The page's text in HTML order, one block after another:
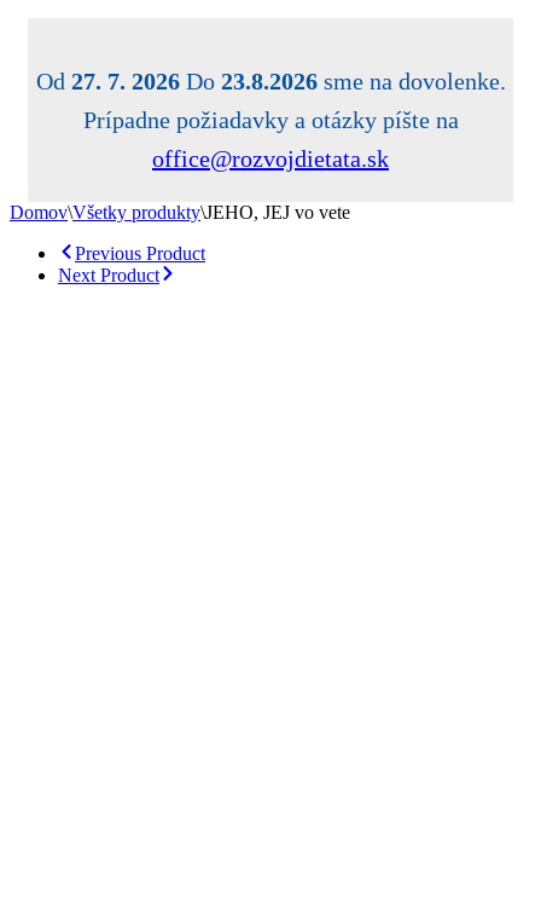
Od 27. 7. 2026Do 23.8.2026sme na dovolenke.
Prípadne požiadavky a otázky píšte na
office@rozvojdietata.sk
Domov\Všetky produkty\JEHO, JEJ vo vete
Previous Product
Next Product